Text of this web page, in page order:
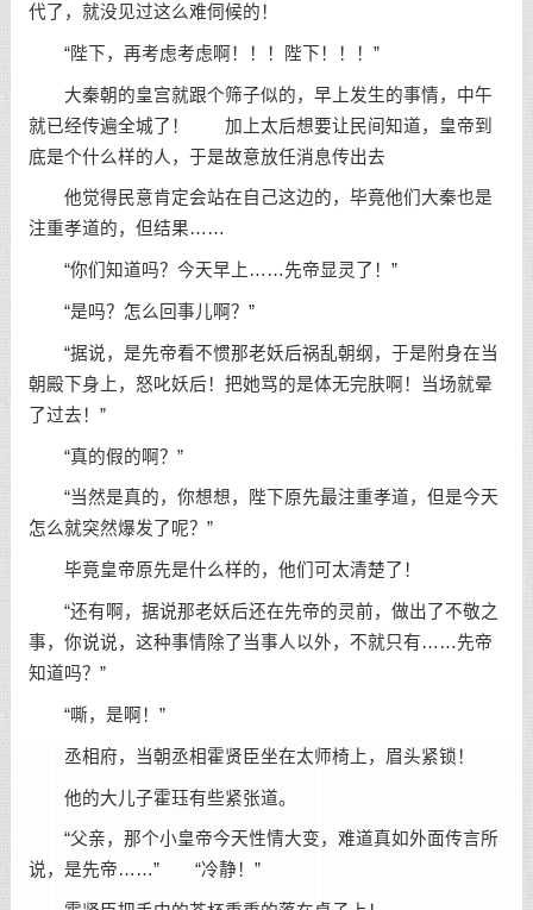
代了，就没见过这么难伺候的！
“陛下，再考虑考虑啊！！！陛下！！！”
大秦朝的皇宫就跟个筛子似的，早上发生的事情，中午
就已经传遍全城了！ 加上太后想要让民间知道，皇帝到
底是个什么样的人，于是故意放任消息传出去
他觉得民意肯定会站在自己这边的，毕竟他们大秦也是
注重孝道的，但结果……
“你们知道吗？今天早上……先帝显灵了！”
“是吗？怎么回事儿啊？”
“据说，是先帝看不惯那老妖后祸乱朝纲，于是附身在当
朝殿下身上，怒叱妖后！把她骂的是体无完肤啊！当场就晕
了过去！”
“真的假的啊？”
“当然是真的，你想想，陛下原先最注重孝道，但是今天
怎么就突然爆发了呢？”
毕竟皇帝原先是什么样的，他们可太清楚了！
“还有啊，据说那老妖后还在先帝的灵前，做出了不敬之
事，你说说，这种事情除了当事人以外，不就只有……先帝
知道吗？”
“嘶，是啊！”
丞相府，当朝丞相霍贤臣坐在太师椅上，眉头紧锁！
他的大儿子霍珏有些紧张道。
“父亲，那个小皇帝今天性情大变，难道真如外面传言所
说，是先帝……” “冷静！”